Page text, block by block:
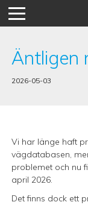
Hoppa
Äntligen
2026-05-03
Vi har länge haft
vägdatabasen,
problemet och nu
april 2026.
Det finns dock ett